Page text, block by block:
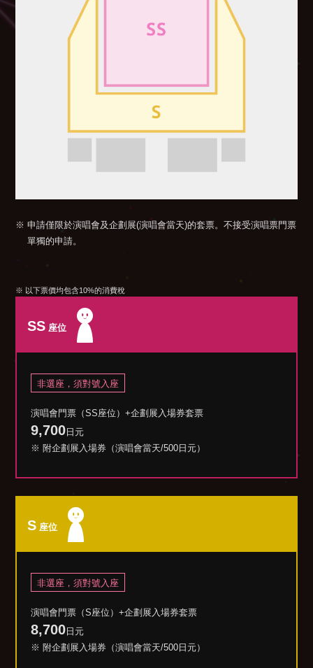
※ 申請僅限於演唱會及企劃展(演唱會當天)的套票。不接受演唱票門票
單獨的申請。
※ 以下票價均包含10%的消費稅
SS 座位
非選座，須對號入座
演唱會門票（SS座位）+企劃展入場券套票
9,700 日元
※ 附企劃展入場券（演唱會當天/500日元）
S 座位
非選座，須對號入座
演唱會門票（S座位）+企劃展入場券套票
8,700 日元
※ 附企劃展入場券（演唱會當天/500日元）